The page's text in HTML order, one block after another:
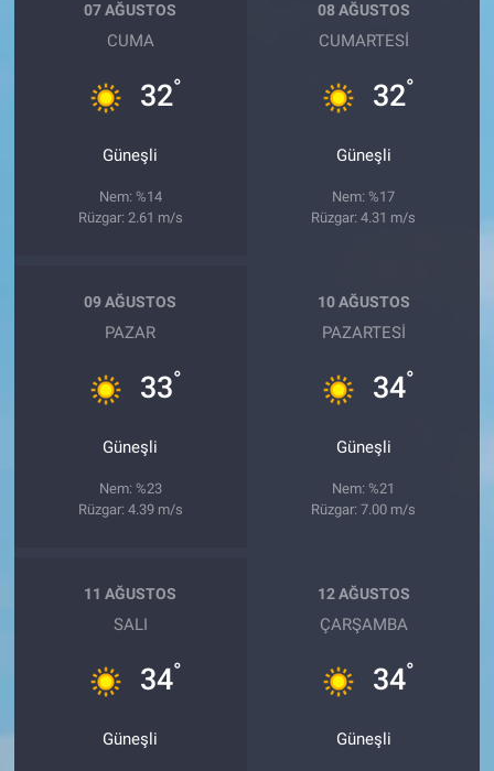
07 AĞUSTOS
CUMA
32°
Güneşli
Nem: %14
Rüzgar: 2.61 m/s
08 AĞUSTOS
CUMARTESI
32°
Güneşli
Nem: %17
Rüzgar: 4.31 m/s
09 AĞUSTOS
PAZAR
33°
Güneşli
Nem: %23
Rüzgar: 4.39 m/s
10 AĞUSTOS
PAZARTESI
34°
Güneşli
Nem: %21
Rüzgar: 7.00 m/s
11 AĞUSTOS
SALI
34°
Güneşli
12 AĞUSTOS
ÇARŞAMBA
34°
Güneşli